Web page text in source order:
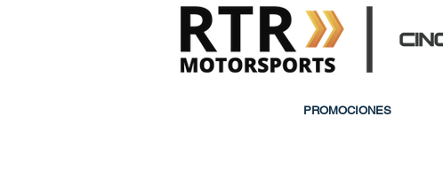
PROMOCIONES